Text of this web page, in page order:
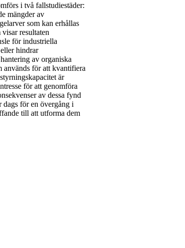
i två fallstudiestäder:
mängder av
som kan erhållas
resultaten
för industriella
hindrar
av organiska
används för att kvantifiera
är
för att genomföra
av dessa fynd
dags för en övergång i
till att utforma dem